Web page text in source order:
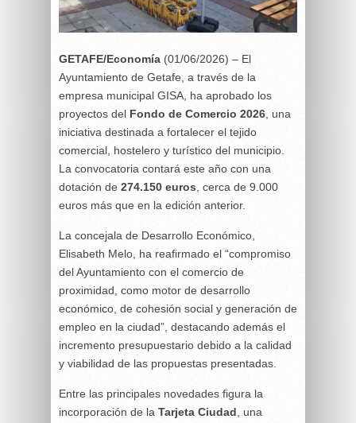
GETAFE/Economía (01/06/2026) – El
Ayuntamiento de Getafe, a través de la
empresa municipal GISA, ha aprobado los
proyectos del Fondo de Comercio 2026 , una
iniciativa destinada a fortalecer el tejido
comercial, hostelero y turístico del municipio.
La convocatoria contará este año con una
dotación de 274.150 euros , cerca de 9.000
euros más que en la edición anterior.
La concejala de Desarrollo Económico,
Elisabeth Melo, ha reafirmado el “compromiso
del Ayuntamiento con el comercio de
proximidad, como motor de desarrollo
económico, de cohesión social y generación de
empleo en la ciudad”, destacando además el
incremento presupuestario debido a la calidad
y viabilidad de las propuestas presentadas.
Entre las principales novedades figura la
incorporación de la Tarjeta Ciudad , una